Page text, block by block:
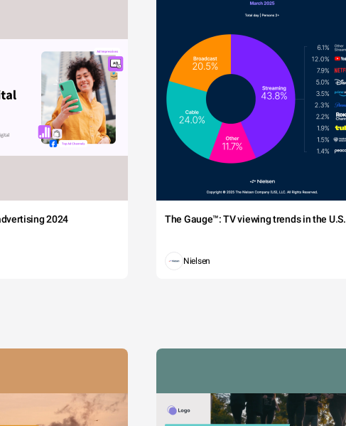
2024 The Gauge™: TV viewing trends in the U.S.
Nielsen